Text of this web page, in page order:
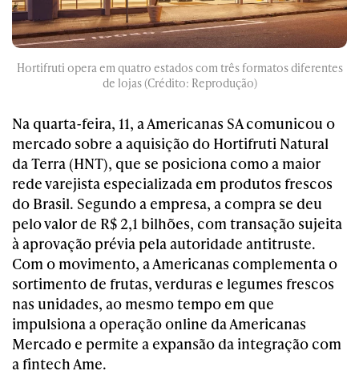
Hortifruti opera em quatro estados com três formatos diferentes
de lojas (Crédito: Reprodução)
Na quarta-feira, 11, a Americanas SA comunicou o
mercado sobre a aquisição do Hortifruti Natural
da Terra (HNT), que se posiciona como a maior
rede varejista especializada em produtos frescos
do Brasil. Segundo a empresa, a compra se deu
pelo valor de R$ 2,1 bilhões, com transação sujeita
à aprovação prévia pela autoridade antitruste.
Com o movimento, a Americanas complementa o
sortimento de frutas, verduras e legumes frescos
nas unidades, ao mesmo tempo em que
impulsiona a operação online da Americanas
Mercado e permite a expansão da integração com
a fintech Ame.